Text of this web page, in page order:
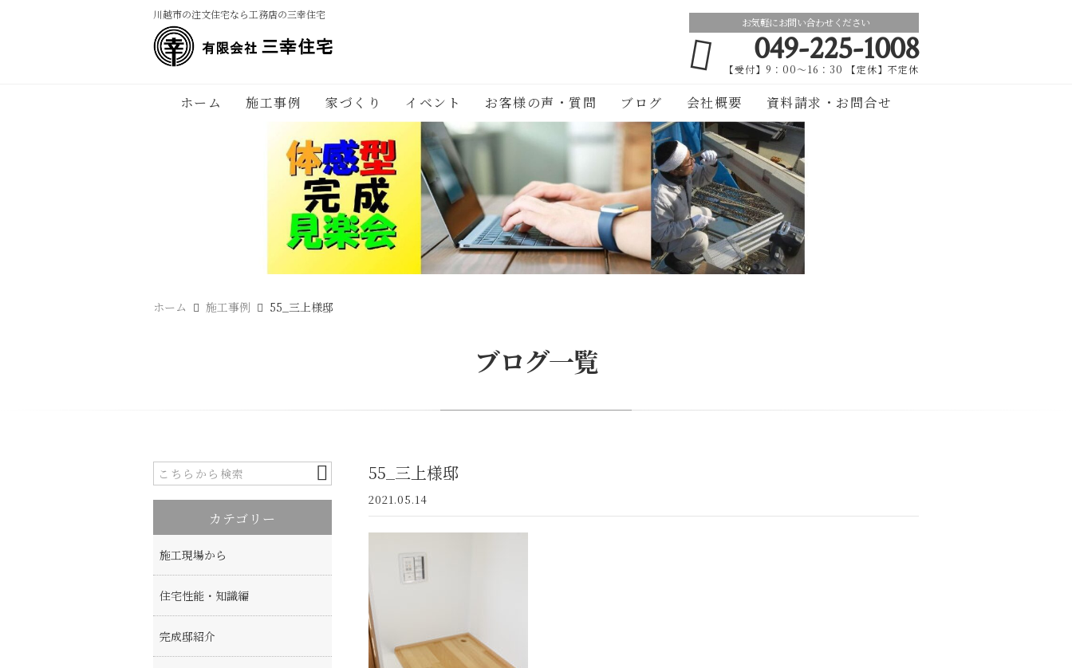
川越市の注文住宅なら工務店の三幸住宅
お気軽にお問い合わせください
049-225-1008
【受付】9：00～16：30 【定休】不定休
ホーム 施工事例 家づくり イベント お客様の声・質問 ブログ 会社概要 資料請求・お問合せ
ホーム 施工事例 55_三上様邸
ブログ一覧
55_三上様邸
2021.05.14
カテゴリー
施工現場から
住宅性能・知識編
完成邸紹介